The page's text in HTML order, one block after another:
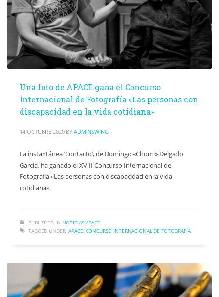
Una foto de APACE gana el Concurso
Internacional de Fotografía «Las personas con
discapacidad en la vida cotidiana»
14 OCTUBRE 2020 BY ADMINSWING
La instantánea ‘Contacto’, de Domingo «Chomi» Delgado
García, ha ganado el XVIII Concurso Internacional de
Fotografía «Las personas con discapacidad en la vida
cotidiana».
PUBLISHED IN NOTICIAS APACE
TAGGED UNDER: APACE, CONCURSO INTERNACIONAL DE FOTOGRAFÍA